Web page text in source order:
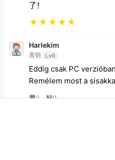
了！
★★★★★
Harlekim
青铜 Lv0
Eddig csak PC
Remélem most a
0 0